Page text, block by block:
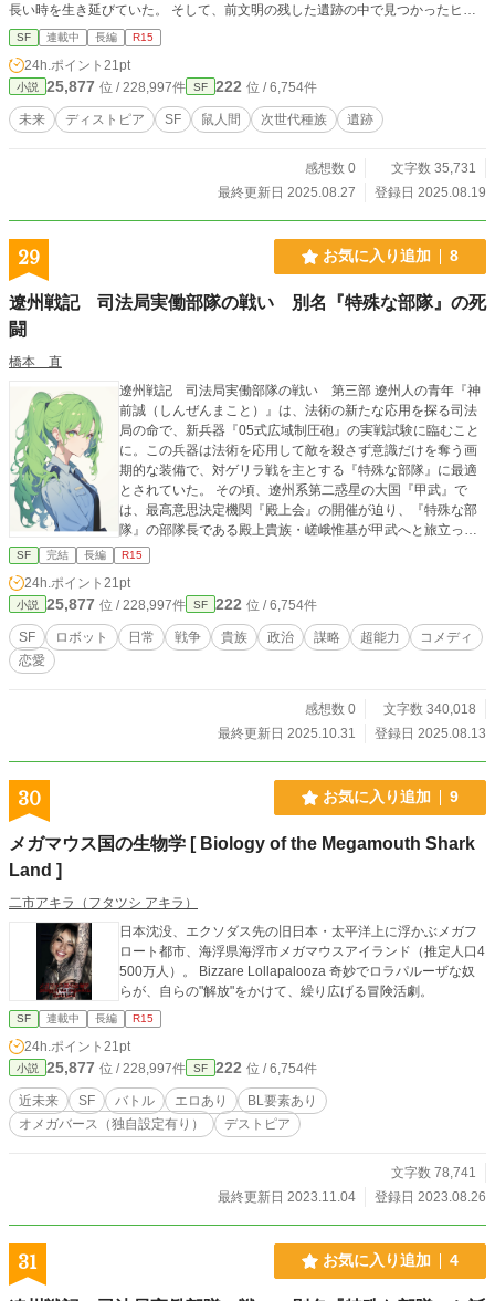
長い時を生き延びていた。 そして、前文明の残した遺跡の中で見つかったヒト
の少女――旧鼠ユスチィスと彼女と出会いは、時代の転換期の幕開けであった。
SF 連載中 長編 R15
24h.ポイント 21pt
小説 25,877 位 / 228,997件 SF 222 位 / 6,754件
未来 ディストピア SF 鼠人間 次世代種族 遺跡
感想数 0
文字数 35,731
最終更新日 2025.08.27
登録日 2025.08.19
29 お気に入り追加 8
遼州戦記 司法局実働部隊の戦い 別名『特殊な部隊』の死
闘
橋本 直
遼州戦記 司法局実働部隊の戦い 第三部 遼州人の青年『神
前誠（しんぜんまこと）』は、法術の新たな応用を探る司法
局の命で、新兵器『05式広域制圧砲』の実戦試験に臨むこと
に。この兵器は法術を応用して敵を殺さず意識だけを奪う画
期的な装備で、対ゲリラ戦を主とする『特殊な部隊』に最適
とされていた。 その頃、遼州系第二惑星の大国『甲武』で
は、最高意思決定機関『殿上会』の開催が迫り、『特殊な部
隊』の部隊長である殿上貴族・嵯峨惟基が甲武へと旅立って
いた。だがその隙を突くように、紛争地帯『ベルルカン大
陸』のバルキスタン共和国で選挙合意が破棄され、反政府勢
力が機動兵器を用いて総攻撃を開始。停戦は一夜にして瓦解
した。 この情勢を口実に、甲武とアメリカは軍事介入を企て
ていた。事態の悪化を防ぐため、『特殊な部隊』は誠を含む
精鋭をバルキスタンへ派遣。勝負の鍵は『05式広域制圧砲』
裏で蠢くのは『廃帝ハド』『ビッグブラザー』、さらにはネ
オナチの影—— 果たして誠は、制圧砲で反政府軍の猛攻を止
SF 完結 長編 R15
24h.ポイント 21pt
小説 25,877 位 / 228,997件 SF 222 位 / 6,754件
SF ロボット 日常 戦争 貴族 政治 謀略 超能力
コメディ
恋愛
感想数 0
文字数 340,018
最終更新日 2025.10.31
登録日 2025.08.13
30 お気に入り追加 9
メガマウス国の生物学 [ Biology of the Megamouth Shark
Land ]
二市アキラ（フタツシ アキラ）
日本沈没、エクソダス先の旧日本・太平洋上に浮かぶメガフ
ロート都市、海浮県海浮市メガマウスアイランド（推定人口4
500万人）。 Bizzare Lollapalooza 奇妙でロラパルーザな奴
らが、自らの"解放"をかけて、繰り広げる冒険活劇。
SF 連載中 長編 R15
24h.ポイント 21pt
小説 25,877 位 / 228,997件 SF 222 位 / 6,754件
近未来 SF バトル エロあり
BL要素あり
オメガバース（独自設定有り）
デストピア
文字数 78,741
最終更新日 2023.11.04
登録日 2023.08.26
31 お気に入り追加 4